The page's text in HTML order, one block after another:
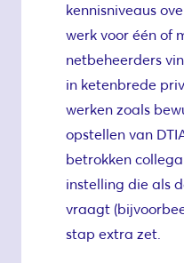
kennisniveaus
werk voor één of
netbeheerders
in ketenbrede
werken zoals
opstellen van
betrokken
instelling die als
vraagt
stap extra zet.